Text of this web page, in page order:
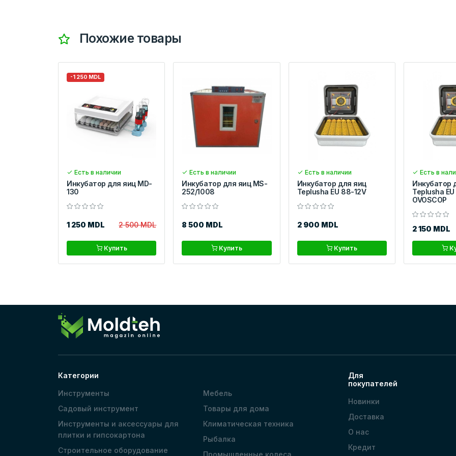
Похожие товары
-1 250 MDL
Есть в наличии
Инкубатор для яиц MD-
130
1 250 MDL 2 500 MDL
Купить
Есть в наличии
Инкубатор для яиц MS-
252/1008
8 500 MDL
Купить
Есть в наличии
Инкубатор для яиц
Teplusha EU 88-12V
2 900 MDL
Купить
Есть в
Инкубатор
Teplusha
OVOSCOP
2 150 MDL
Категории
Инструменты
Садовый инструмент
Инструменты и аксессуары для
плитки и гипсокартона
Строительное оборудование
Мебель
Товары для дома
Климатическая техника
Рыбалка
Для
покупателей
Новинки
Доставка
О нас
Кредит